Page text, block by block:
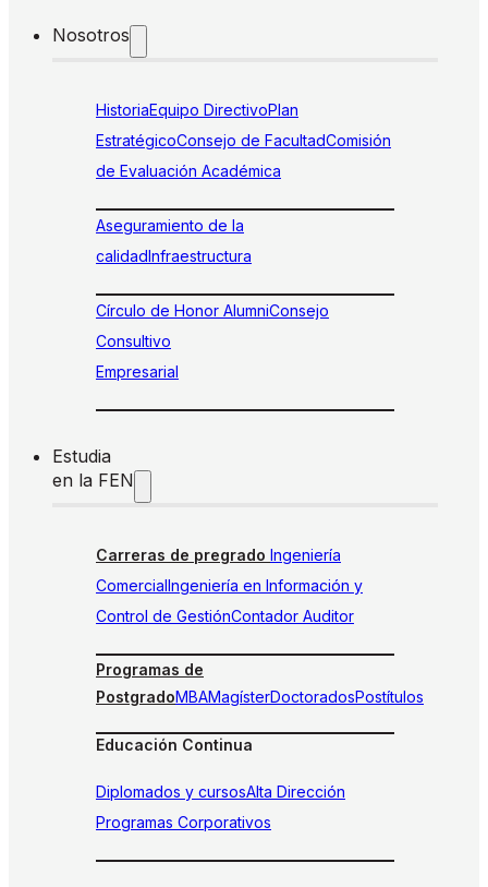
Nosotros
HistoriaEquipo DirectivoPlan
EstratégicoConsejo de FacultadComisión
de Evaluación Académica
Aseguramiento de la
calidadInfraestructura
Círculo de Honor AlumniConsejo
Consultivo
Empresarial
Estudia
en la FEN
Carreras de pregrado Ingeniería
ComercialIngeniería en Información y
Control de GestiónContador Auditor
Programas de
PostgradoMBAMagísterDoctoradosPostítulos
Educación Continua
Diplomados y cursosAlta Dirección
Programas Corporativos